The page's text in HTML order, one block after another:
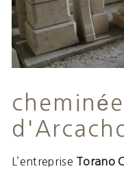
L’entreprise Torano